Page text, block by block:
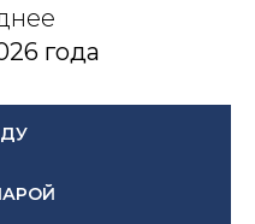
года